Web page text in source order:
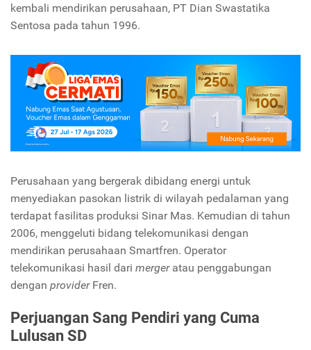
kembali mendirikan perusahaan, PT Dian Swastatika
Sentosa pada tahun 1996.
Perusahaan yang bergerak dibidang energi untuk
menyediakan pasokan listrik di wilayah pedalaman yang
terdapat fasilitas produksi Sinar Mas. Kemudian di tahun
2006, menggeluti bidang telekomunikasi dengan
mendirikan perusahaan Smartfren. Operator
telekomunikasi hasil dari merger atau penggabungan
dengan provider Fren.
Perjuangan Sang Pendiri yang Cuma
Lulusan SD